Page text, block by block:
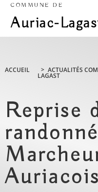
COMMUNE DE
Auriac-
ACCUEIL > ACTUALITÉS
LAGAST
Reprise
Auriacois